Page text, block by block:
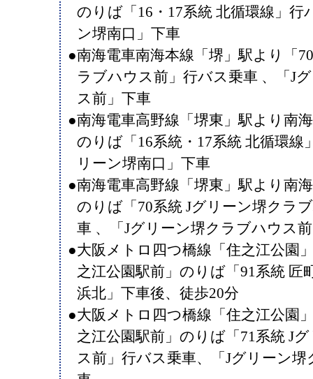
のりば「16・17系統 北循環線」行
ン堺南口」下車
●南海電車南海本線「堺」駅より「
ラブハウス前」行バス乗車 、「J
ス前」下車
●南海電車高野線「堺東」駅より南
のりば「16系統・17系統 北循環線
リーン堺南口」下車
●南海電車高野線「堺東」駅より南
のりば「70系統 Jグリーン堺クラ
車 、「Jグリーン堺クラブハウス
●大阪メトロ四つ橋線「住之江公園
之江公園駅前」のりば「91系統 匠
浜北」下車後、徒歩20分
●大阪メトロ四つ橋線「住之江公園
之江公園駅前」のりば「71系統 J
ス前」行バス乗車、「Jグリーン